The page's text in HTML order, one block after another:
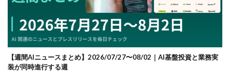
【週間AIニュースまとめ】2026/07/27〜08/02｜AI基盤投資と業務実
装が同時進行する週